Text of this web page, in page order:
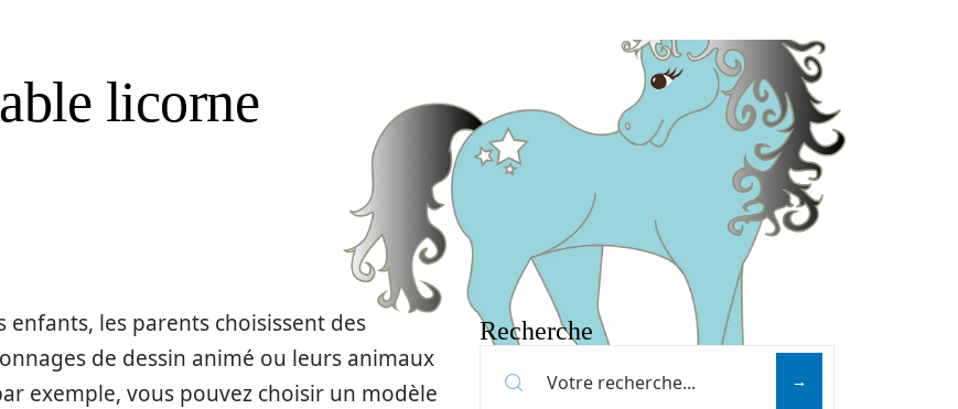
licorne
enfants, les parents choisissent des
de dessin animé ou leurs animaux
exemple, vous pouvez choisir un modèle
Recherche